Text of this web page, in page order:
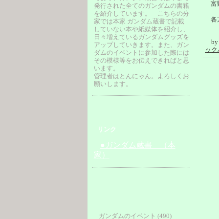
発行された全てのガンダムの書籍
を紹介しています。 こちらの分
家では本家 ガンダム蔵書で記載
していない本や紙媒体を紹介し、
日々増えているガンダムグッズを
アップしていきます。また、ガン
ダムのイベントに参加した際には
その模様等をお伝えできればと思
います。
管理者はとんにゃん。よろしくお
願いします。
リンク
●ガンダム蔵書 （本
家）
ガンダムのイベント (490)
富
各
by
ッ